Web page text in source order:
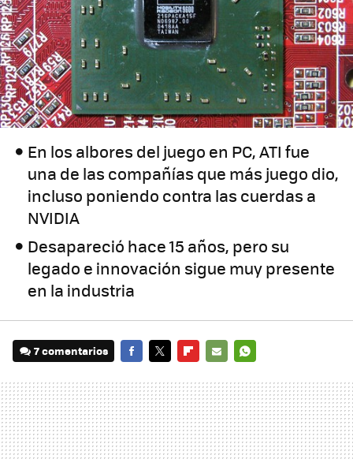
En los albores del juego en PC, ATI fue
una de las compañías que más juego dio,
incluso poniendo contra las cuerdas a
NVIDIA
Desapareció hace 15 años, pero su
legado e innovación sigue muy presente
en la industria
7 comentarios
MAIL